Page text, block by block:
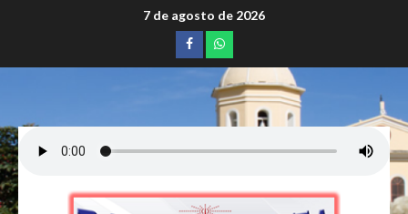
7 de agosto de 2026
Facebookwhatsapp